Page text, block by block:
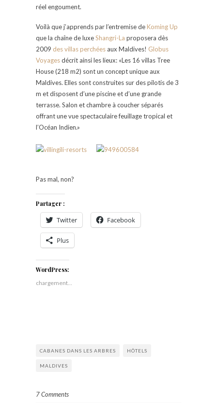
réel engoument.
Voilà que j’apprends par l’entremise deKoming Up
que la chaîne de luxeShangri-La proposera dès
2009 des villas perchées aux Maldives! Globus
Voyagesdécrit ainsi les lieux: «Les 16 villas Tree
House (218 m2) sont un concept unique aux
Maldives. Elles sont construites sur des pilotis de 3
m et disposent d’une piscine et d’une grande
terrasse. Salon et chambre à coucher séparés
offrant une vue spectaculaire feuillage tropical et
l’Océan Indien.»
Pas mal, non?
Partager :
Twitter Facebook
Plus
WordPress:
chargement…
CABANES DANS LES ARBRES HÔTELS
MALDIVES
7 Comments